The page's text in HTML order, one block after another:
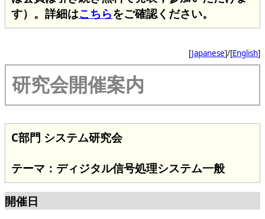
す）。詳細はこちらをご確認ください。
[Japanese]/[English]
研究会開催案内
C部門 システム研究会
テーマ：ディジタル信号処理システム一般
開催日